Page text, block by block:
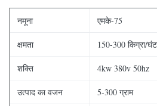
नमूना एमके-75
क्षमता 150-300 किग्रा/
शक्ति 4kw 380v 50hz
उत्पाद का वजन 5-300 ग्राम